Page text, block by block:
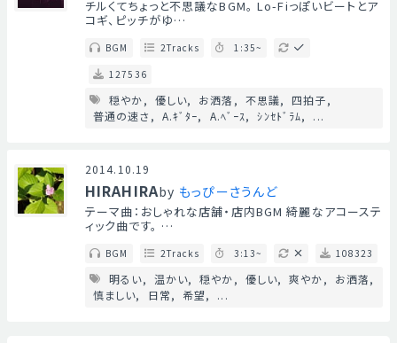
チルくてちょっと不思議なBGM。 Lo-Fiっぽいビートとア
コギ、ピッチがゆ…
BGM 2Tracks
1:35~
127536
穏やか 優しい お洒落 不思議
四拍子
普通の速さ
A.ｷﾞﾀｰ A.ﾍﾞｰｽ ｼﾝｾﾄﾞﾗﾑ ...
2014.10.19
HIRAHIRAby もっぴーさうんど
テーマ曲：おしゃれな店舗・店内BGM 綺麗なアコーステ
ィック曲です。 …
BGM 2Tracks 3:13~ 108323
明るい 温かい 穏やか 優しい 爽やか
お洒落
慎ましい
日常 希望 ...